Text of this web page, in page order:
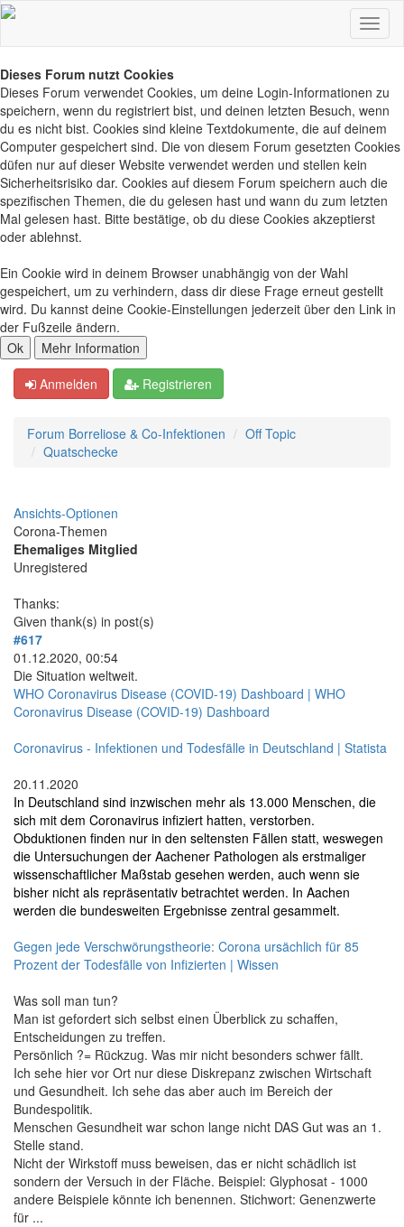
Dieses Forum nutzt Cookies
Dieses Forum verwendet Cookies, um deine Login-Informationen zu
speichern, wenn du registriert bist, und deinen letzten Besuch, wenn
du es nicht bist. Cookies sind kleine Textdokumente, die auf deinem
Computer gespeichert sind. Die von diesem Forum gesetzten Cookies
düfen nur auf dieser Website verwendet werden und stellen kein
Sicherheitsrisiko dar. Cookies auf diesem Forum speichern auch die
spezifischen Themen, die du gelesen hast und wann du zum letzten
Mal gelesen hast. Bitte bestätige, ob du diese Cookies akzeptierst
oder ablehnst.
Ein Cookie wird in deinem Browser unabhängig von der Wahl
gespeichert, um zu verhindern, dass dir diese Frage erneut gestellt
wird. Du kannst deine Cookie-Einstellungen jederzeit über den Link in
der Fußzeile ändern.
Anmelden Registrieren
Forum Borreliose & Co-Infektionen
Off Topic
Quatschecke
Ansichts-Optionen
Corona-Themen
Ehemaliges Mitglied
Unregistered
Thanks:
Given thank(s) in post(s)
#617
01.12.2020, 00:54
Die Situation weltweit.
WHO Coronavirus Disease (COVID-19) Dashboard | WHO
Coronavirus Disease (COVID-19) Dashboard
Coronavirus - Infektionen und Todesfälle in Deutschland | Statista
20.11.2020
In Deutschland sind inzwischen mehr als 13.000 Menschen, die
sich mit dem Coronavirus infiziert hatten, verstorben.
Obduktionen finden nur in den seltensten Fällen statt, weswegen
die Untersuchungen der Aachener Pathologen als erstmaliger
wissenschaftlicher Maßstab gesehen werden, auch wenn sie
bisher nicht als repräsentativ betrachtet werden. In Aachen
werden die bundesweiten Ergebnisse zentral gesammelt.
Gegen jede Verschwörungstheorie: Corona ursächlich für 85
Prozent der Todesfälle von Infizierten | Wissen
Was soll man tun?
Man ist gefordert sich selbst einen Überblick zu schaffen,
Entscheidungen zu treffen.
Persönlich ?= Rückzug. Was mir nicht besonders schwer fällt.
Ich sehe hier vor Ort nur diese Diskrepanz zwischen Wirtschaft
und Gesundheit. Ich sehe das aber auch im Bereich der
Bundespolitik.
Menschen Gesundheit war schon lange nicht DAS Gut was an 1.
Stelle stand.
Nicht der Wirkstoff muss beweisen, das er nicht schädlich ist
sondern der Versuch in der Fläche. Beispiel: Glyphosat - 1000
andere Beispiele könnte ich benennen. Stichwort: Genenzwerte
für ...